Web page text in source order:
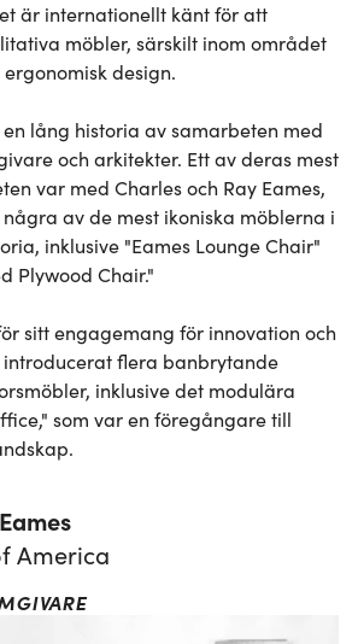
är internationellt känt för att
möbler, särskilt inom området
design.
lång historia av samarbeten med
och arkitekter. Ett av deras mest
var med Charles och Ray Eames,
av de mest ikoniska möblerna i
inklusive "Eames Lounge Chair"
Plywood Chair."
sitt engagemang för innovation och
flera banbrytande
inklusive det modulära
som var en föregångare till
America